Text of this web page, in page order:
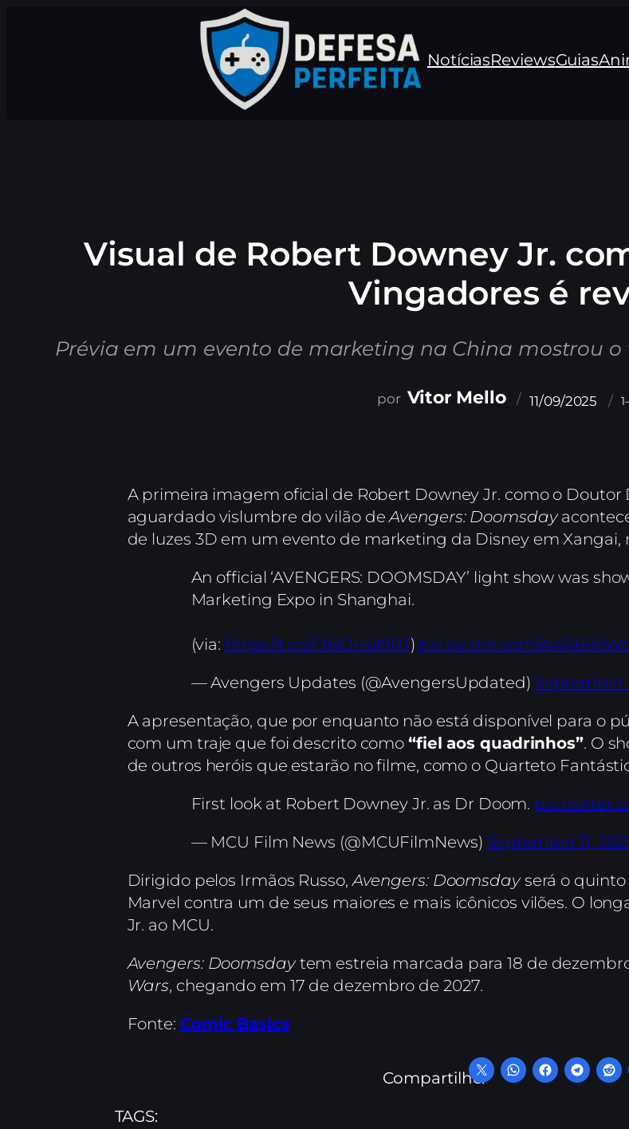
NotíciasReviewsGuias
Visual de Robert Downey Jr.
Vingadores é
Prévia em um evento de marketing na China mostrou
Vitor Mello 11/09/2025
A primeira imagem oficial de Robert Downey Jr. como o
aguardado vislumbre do vilão deAvengers: Doomsday
de luzes 3D em um evento de marketing da Disney em Xangai,
An official ‘AVENGERS: DOOMSDAY’ light show was
Marketing Expo in Shanghai.
(via: https://t.co/ChxOHuI9RT) pic.twitter.com/
— Avengers Updates (@AvengersUpdated) September
A apresentação, que por enquanto não está disponível para o
com um traje que foi descrito como“fiel aos quadrinhos”. O
de outros heróis que estarão no filme, como o Quarteto
First look at Robert Downey Jr. as Dr Doom.
— MCU Film News (@MCUFilmNews) September 11,
Dirigido pelos Irmãos Russo,Avengers: Doomsdayserá o quinto
Marvel contra um de seus maiores e mais icônicos vilões. O
Jr. ao MCU.
Avengers: Doomsdaytem estreia marcada para 18 de
Wars, chegando em 17 de dezembro de 2027.
Fonte: Comic Basics
Compartilhe:
TAGS: